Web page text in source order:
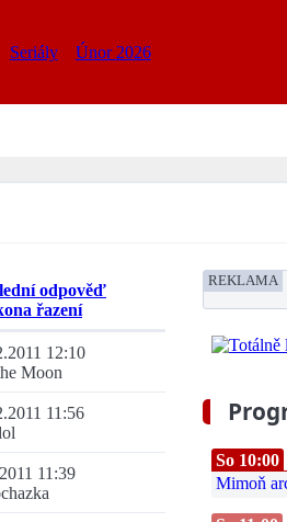
Seriály Únor 2026
odpověď
12:10
Moon
11:56
11:39
REKLAMA
So 10:00
Mimoň